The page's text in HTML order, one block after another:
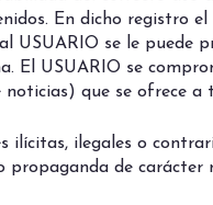
En dicho registro
USUARIO se le puede
El USUARIO se
noticias) que se ofrece
ilícitas, ilegales o
propaganda de